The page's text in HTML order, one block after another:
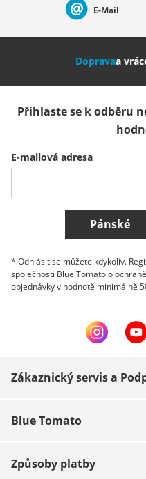
Nederland
Belgique (Français)
E-Mail
Dopravaa
Přihlaste se k odběru
E-mailová adresa
Pánské
* Odhlásit se můžete kdykoliv.
společnosti Blue Tomato o
objednávky v hodnotě minimálně
Zákaznický servis a
Platba
Blue Tomato
Způsoby platby